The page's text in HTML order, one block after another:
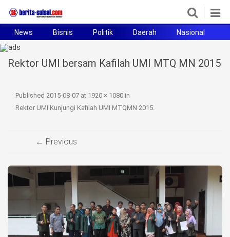
Home
Politik
Bisnis
Otomotif
Hukum
Life Style
News Bisnis Politik Daerah Nasional
Rektor UMI bersam Kafilah UMI MTQ MN 2015
Published 2015-08-07 at 1920 × 1080 in
Rektor UMI Kunjungi Kafilah UMI MTQMN 2015.
← Previous